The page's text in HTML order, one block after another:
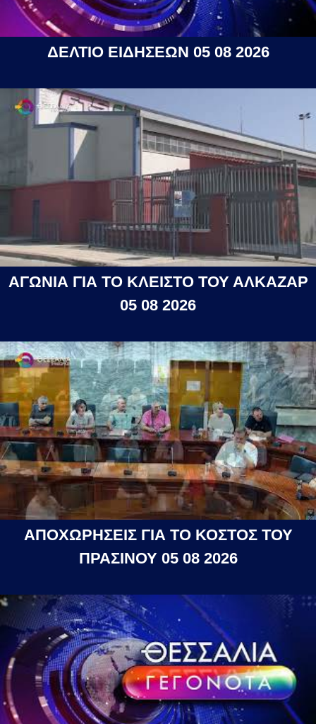
ΔΕΛΤΙΟ ΕΙΔΗΣΕΩΝ 05 08 2026
ΑΓΩΝΙΑ ΓΙΑ ΤΟ ΚΛΕΙΣΤΟ ΤΟΥ ΑΛΚΑΖΑΡ
05 08 2026
ΑΠΟΧΩΡΗΣΕΙΣ ΓΙΑ ΤΟ ΚΟΣΤΟΣ ΤΟΥ
ΠΡΑΣΙΝΟΥ 05 08 2026